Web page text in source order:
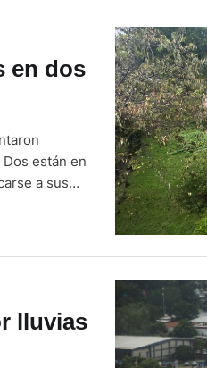
en dos
están en
a sus
local,
lluvias